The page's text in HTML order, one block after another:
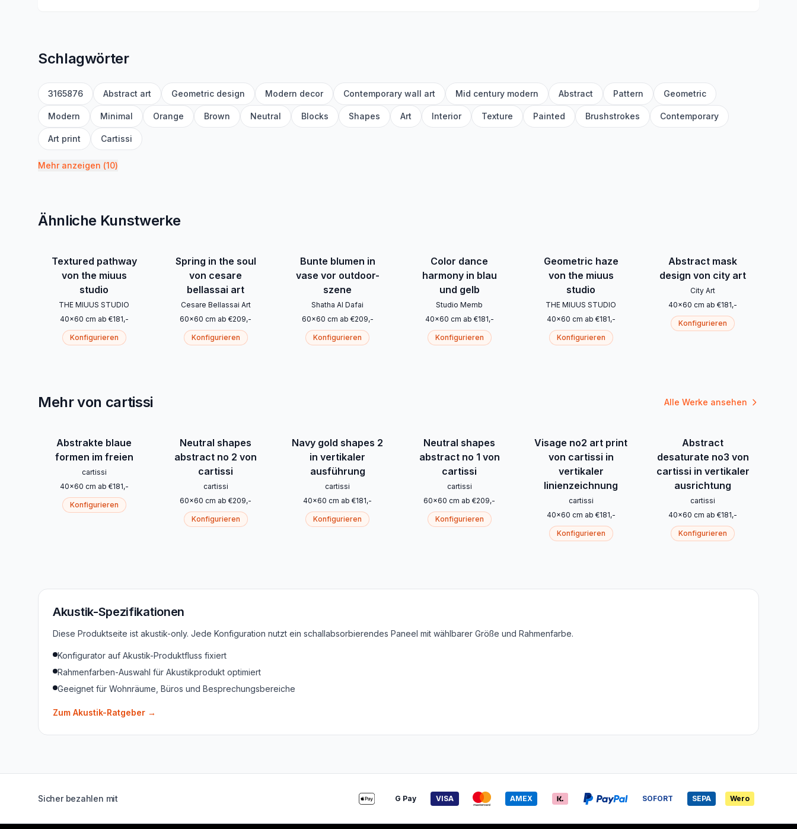
Schlagwörter
3165876 Abstract art Geometric design Modern decor Contemporary wall art Mid century modern Abstract Pattern Geometric
Modern Minimal Orange Brown Neutral Blocks Shapes Art Interior Texture Painted Brushstrokes Contemporary
Art print Cartissi
Mehr anzeigen (10)
Ähnliche Kunstwerke
Textured pathway
von the miuus
studio
THE MIUUS STUDIO
40x60 cm ab €181,-
Konfigurieren
Spring in the soul
von cesare
bellassai art
Cesare Bellassai Art
60x60 cm ab €209,-
Konfigurieren
Bunte blumen in
vase vor outdoor-
szene
Shatha Al Dafai
60x60 cm ab €209,-
Konfigurieren
Color dance
harmony in blau
und gelb
Studio Memb
40x60 cm ab €181,-
Konfigurieren
Geometric haze
von the miuus
studio
THE MIUUS STUDIO
40x60 cm ab €181,-
Konfigurieren
Abstract mask
design von city art
City Art
40x60 cm ab €181,-
Konfigurieren
Mehr von cartissi Alle Werke ansehen
Abstrakte blaue
formen im freien
cartissi
40x60 cm ab €181,-
Konfigurieren
Neutral shapes
abstract no 2 von
cartissi
cartissi
60x60 cm ab €209,-
Konfigurieren
Navy gold shapes 2
in vertikaler
ausführung
cartissi
40x60 cm ab €181,-
Konfigurieren
Neutral shapes
abstract no 1 von
cartissi
cartissi
60x60 cm ab €209,-
Konfigurieren
Visage no2 art print
von cartissi in
vertikaler
linienzeichnung
cartissi
40x60 cm ab €181,-
Konfigurieren
Abstract
desaturate no3 von
cartissi in vertikaler
ausrichtung
cartissi
40x60 cm ab €181,-
Konfigurieren
Akustik-Spezifikationen
Diese Produktseite ist akustik-only. Jede Konfiguration nutzt ein schallabsorbierendes Paneel mit wählbarer Größe und Rahmenfarbe.
Konfigurator auf Akustik-Produktfluss fixiert
Rahmenfarben-Auswahl für Akustikprodukt optimiert
Geeignet für Wohnräume, Büros und Besprechungsbereiche
Zum Akustik-Ratgeber →
Sicher bezahlen mit G Pay VISA AMEX SOFORT SEPA Wero